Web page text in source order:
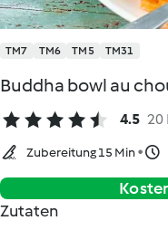
TM7 TM6 TM5 TM31
Buddha bowl au
4.5 20
Zubereitung 15 Min
Zutaten